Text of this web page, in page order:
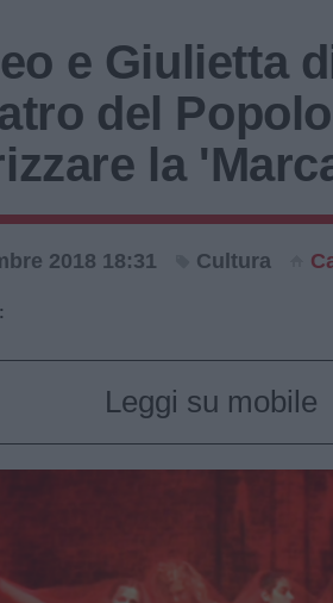
e Giulietta
del
la
2018 18:31 Cultura
Leggi su mobile